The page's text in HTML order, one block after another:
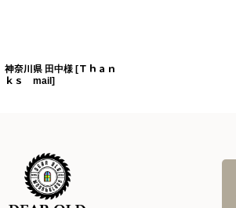
神奈川県 田中様 [Ｔｈａｎ
ｋｓ mail ]